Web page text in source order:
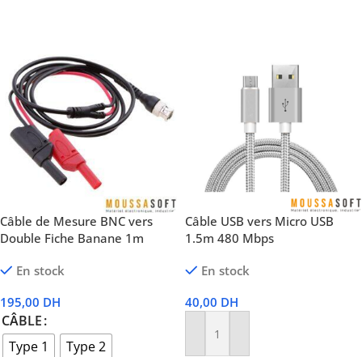
Câble de Mesure BNC vers
Double Fiche Banane 1m
En stock
195,00 DH
CÂBLE
Type 1
Type 2
Câble USB vers Micro USB
1.5m 480 Mbps
En stock
40,00 DH
Ajouter Au Panier